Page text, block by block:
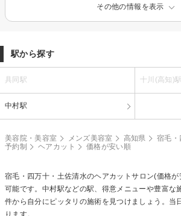
その他の情報を表示
駅から探す
具同駅 十川(高知)駅
中村駅
美容院・美容室 メンズ美容室 高知県 宿毛・
予約制
ヘアカット 価格が安い順
宿毛・四万十・土佐清水のヘアカットサロン(価格
可能です。中村駅などの駅、得意メニューや豊富な
件から自分にピッタリの施術を見つけましょう。当
ります。